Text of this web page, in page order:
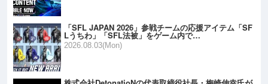
「SFL JAPAN 2026」参戦チームの応援アイテム「SF
Lうちわ」「SFL法被」をゲーム内で…
2026.08.03(Mon)